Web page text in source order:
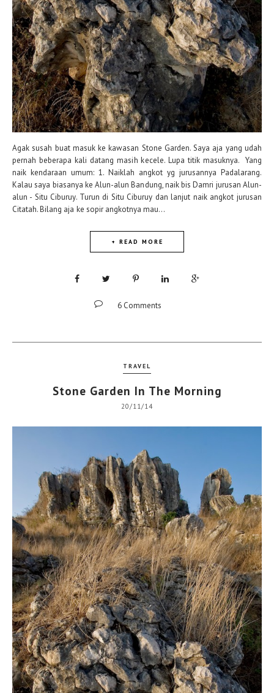
Agak susah buat masuk ke kawasan Stone Garden. Saya aja yang udah
pernah beberapa kali datang masih kecele. Lupa titik masuknya. Yang
naik kendaraan umum: 1. Naiklah angkot yg jurusannya Padalarang.
Kalau saya biasanya ke Alun-alun Bandung, naik bis Damri jurusan Alun-
alun - Situ Ciburuy. Turun di Situ Ciburuy dan lanjut naik angkot jurusan
Citatah. Bilang aja ke sopir angkotnya mau...
+ READ MORE
6 Comments
TRAVEL
Stone Garden In The Morning
20/11/14